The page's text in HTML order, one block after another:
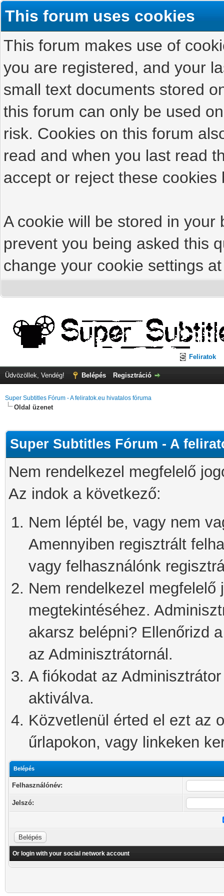
This forum uses cookies
This forum makes use of
you are registered, and your
small text documents stored
this forum can only be used
risk. Cookies on this forum
read and when you last read
accept or reject these cookies
A cookie will be stored in
prevent you being asked this
change your cookie settings
Feliratok
Üdvözöllek, Vendég! Belépés Regisztráció
Super Subtitles Fórum - A feliratok.eu hivatalos fóruma
Oldal üzenet
Super Subtitles Fórum - A
Nem rendelkezel megfelelő
Az indok a következő:
Nem léptél be, vagy nem
Amennyiben regisztrált
vagy felhasználónk
Nem rendelkezel megfelelő
megtekintéséhez.
akarsz belépni? Ellenőrizd
az Adminisztrátornál.
A fiókodat az
aktiválva.
Közvetlenül érted el ezt az
űrlapokon, vagy linkeken
Belépés
Felhasználónév:
Jelszó:
Or login with your social network account